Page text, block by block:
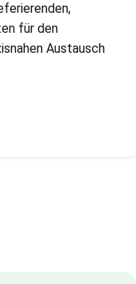
für den
Austausch